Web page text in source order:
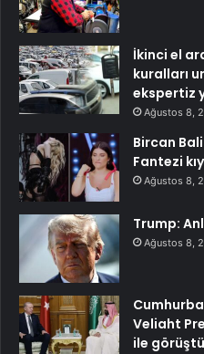
İkinci el
kuralları
ekspertiz
Ağustos 8,
Bircan Bali
Fantezi
Ağustos 8,
Trump:
Ağustos 8,
Veliaht
ile görüştü